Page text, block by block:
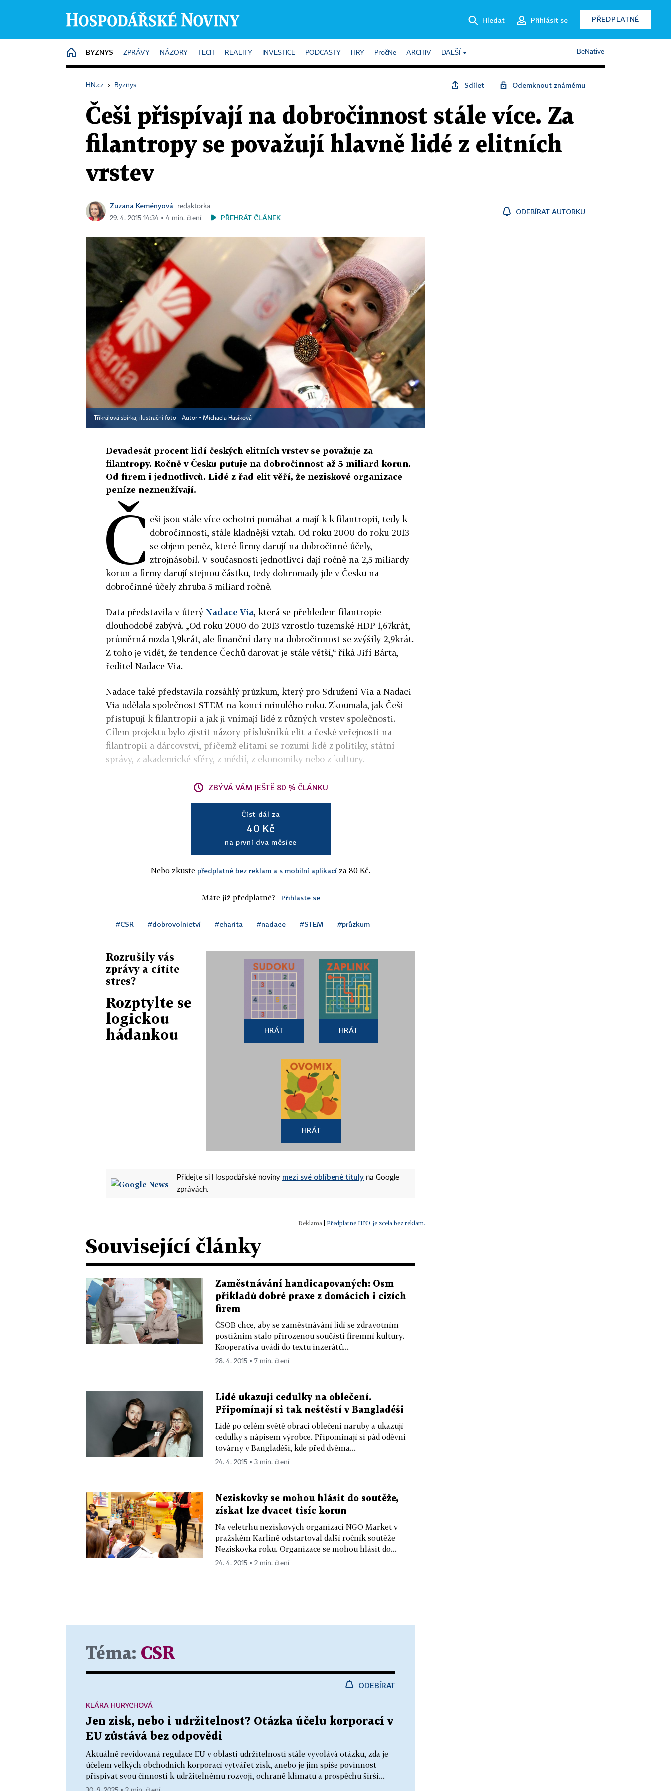
Hledat Přihlásit se PŘEDPLATNÉ
HOME
BYZNYS ZPRÁVY NÁZORY TECH REALITY INVESTICE PODCASTY HRY PročNe ARCHIV DALŠÍ BeNative
HN.cz › Byznys Sdílet Odemknout známému
Češi přispívají na dobročinnost stále více. Za
filantropy se považují hlavně lidé z elitních
vrstev
Zuzana Keményová
redaktorka
29. 4. 2015 14:34 ▪ 4 min. čtení
PŘEHRÁT ČLÁNEK
ODEBÍRAT AUTORKU
Tříkrálová sbírka, ilustrační foto Autor ▪ Michaela Hasíková
Devadesát procent lidí českých elitních vrstev se považuje za
filantropy. Ročně v Česku putuje na dobročinnost až 5 miliard korun.
Od firem i jednotlivců. Lidé z řad elit věří, že neziskové organizace
peníze nezneužívají.
Č eši jsou stále více ochotni pomáhat a mají k k filantropii, tedy k
dobročinnosti, stále kladnější vztah. Od roku 2000 do roku 2013
se objem peněz, které firmy darují na dobročinné účely,
ztrojnásobil. V současnosti jednotlivci dají ročně na 2,5 miliardy
korun a firmy darují stejnou částku, tedy dohromady jde v Česku na
dobročinné účely zhruba 5 miliard ročně.
Data představila v úterýNadace Via, která se přehledem filantropie
dlouhodobě zabývá. „Od roku 2000 do 2013 vzrostlo tuzemské HDP 1,67krát,
průměrná mzda 1,9krát, ale finanční dary na dobročinnost se zvýšily 2,9krát.
Z toho je vidět, že tendence Čechů darovat je stále větší,“ říká Jiří Bárta,
ředitel Nadace Via.
Nadace také představila rozsáhlý průzkum, který pro Sdružení Via a Nadaci
Via udělala společnost STEM na konci minulého roku. Zkoumala, jak Češi
přistupují k filantropii a jak ji vnímají lidé z různých vrstev společnosti.
Cílem projektu bylo zjistit názory příslušníků elit a české veřejnosti na
filantropii a dárcovství, přičemž elitami se rozumí lidé z politiky, státní
správy, z akademické sféry, z médií, z ekonomiky nebo z kultury.
ZBÝVÁ VÁM JEŠTĚ 80 % ČLÁNKU
Číst dál za
40 Kč
na první dva měsíce
Nebo zkuste předplatné bez reklam a s mobilní aplikací za 80 Kč.
Máte již předplatné? Přihlaste se
#CSR #dobrovolnictví #charita #nadace #STEM #průzkum
Rozrušily vás
zprávy a cítíte
stres?
Rozptylte se
logickou
hádankou
HRÁT HRÁT
HRÁT
Přidejte si Hospodářské noviny mezi své oblíbené tituly na Google
zprávách.
| Předplatné HN+ je zcela bez reklam.
Související články
Zaměstnávání handicapovaných: Osm
příkladů dobré praxe z domácích i cizích
firem
ČSOB chce, aby se zaměstnávání lidí se zdravotním
postižním stalo přirozenou součástí firemní kultury.
Kooperativa uvádí do textu inzerátů...
28. 4. 2015 ▪ 7 min. čtení
Lidé ukazují cedulky na oblečení.
Připomínají si tak neštěstí v Bangladéši
Lidé po celém světě obrací oblečení naruby a ukazují
cedulky s nápisem výrobce. Připomínají si pád oděvní
továrny v Bangladéši, kde před dvěma...
24. 4. 2015 ▪ 3 min. čtení
Neziskovky se mohou hlásit do soutěže,
získat lze dvacet tisíc korun
Na veletrhu neziskových organizací NGO Market v
pražském Karlíně odstartoval další ročník soutěže
Neziskovka roku. Organizace se mohou hlásit do...
24. 4. 2015 ▪ 2 min. čtení
Téma: CSR
ODEBÍRAT
Jen zisk, nebo i udržitelnost? Otázka účelu korporací v
EU zůstává bez odpovědi
Aktuálně revidovaná regulace EU v oblasti udržitelnosti stále vyvolává otázku, zda je
účelem velkých obchodních korporací vytvářet zisk, anebo je jím spíše povinnost
přispívat svou činností k udržitelnému rozvoji, ochraně klimatu a prospěchu širší...
KLÁRA HURYCHOVÁ